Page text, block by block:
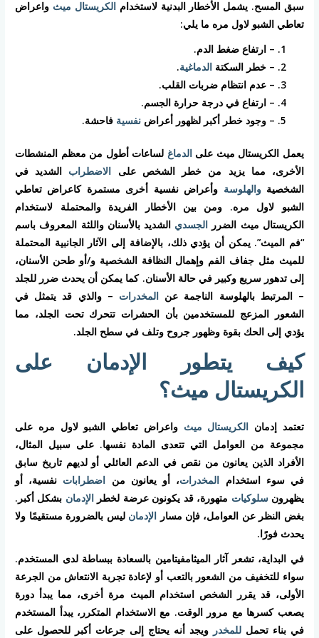
سبق المسح. يشمل الأخطار البدنية لاستخدامالكريستال ميث واعراض
تعاطي الشبو لاول مره ما يلي:
– ارتفاع ضغط الدم.
– خطر السكتةالدماغية.
– عدم انتظام ضربات القلب.
– ارتفاع في درجة حرارة الجسم.
– وجود خطر أكبر لظهور أعراضنفسية فاحشة.
يعمل الكريستال ميث علىالدماغ لساعات أطول من معظم المنشطات
الأخرى، مما يزيد من خطر الشخص على الاضطراب الشديد في
الشخصيةوالهلوسة وأعراض نفسية أخرى مستمرة كاعراض تعاطي
الشبو لاول مره. ومن بين الأخطار الفريدة والمحتملة لاستخدام
الكريستال ميث الضرر الجسدي الشديد بالأسنان واللثة المعروف باسم
“فم الميث”. يمكن أن يؤدي ذلك، بالإضافة إلى الآثار الجانبية المحتملة
للميث مثل جفاف الفم وإهمال النظافة الشخصية و/أو طحن الأسنان،
إلى تدهور سريع وكبير في حالة الأسنان. كما يمكن أن يحدث ضرر للجلد
– المرتبط بالهلوسة الناجمة عن المخدرات – والذي قد يتمثل في
الشعور المزعج للمستخدمين بأن الحشرات تتحرك تحت الجلد، مما
يؤدي إلى الحك بقوة وظهور جروح وتلف في سطح الجلد.
كيف يتطور الإدمان على
الكريستال ميث؟
تعتمد إدمان الكريستال ميث واعراض تعاطي الشبو لاول مره على
مجموعة من العوامل التي تتعدى المادة نفسها. على سبيل المثال،
الأفراد الذين يعانون من نقص في الدعم العائلي أو لديهم تاريخ سابق
في سوء استخدام المخدرات، أو يعانون من اضطرابات نفسية، أو
يظهرونسلوكيات متهورة، قد يكونون عرضة لخطرالإدمان بشكل أكبر.
بغض النظر عن العوامل، فإن مسار الإدمان ليس بالضرورة مستقيمًا ولا
يحدث فورًا.
في البداية، تشعر آثار الميثامفيتامين بالسعادة ببساطة لدى المستخدم.
سواء للتخفيف من الشعور بالتعب أو لإعادة تجربة الانتعاش من الجرعة
الأولى، قد يقرر الشخص استخدام الميث مرة أخرى، مما يبدأ دورة
يصعب كسرها مع مرور الوقت. مع الاستخدام المتكرر، يبدأ المستخدم
في بناء تحملللمخدر ويجد أنه يحتاج إلى جرعات أكبر للحصول على